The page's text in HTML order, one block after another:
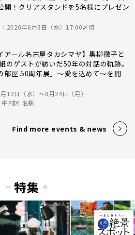
開！クリアスタンドを5名様にプレゼン
2026年6月3日（水）17:00〆切
アール名古屋タカシマヤ】黒柳徹子と
のゲストが紡いだ50年の対話の軌跡。
部屋 50周年展」～愛を込めて～を開
12日（水）〜8月24日（月）
村区 名駅
Find more events & news
特集